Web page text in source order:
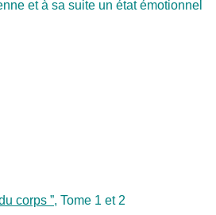
et à sa suite un état émotionnel
corps ”, Tome 1 et 2